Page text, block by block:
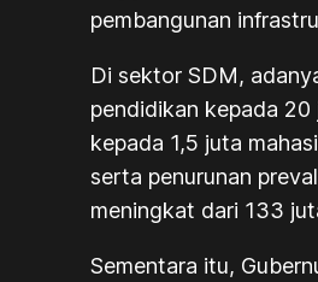
pembangunan
Di sektor SDM,
pendidikan kepada
kepada 1,5 juta
serta penurunan
meningkat dari 133
Sementara itu,